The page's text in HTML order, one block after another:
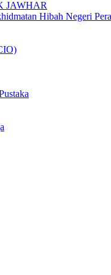
JAWHAR
Hibah Negeri